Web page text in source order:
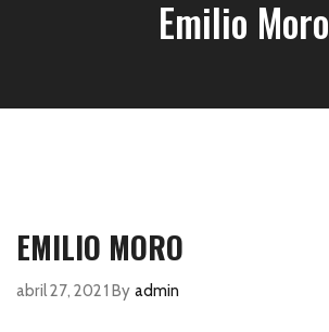
Emilio Moro
EMILIO MORO
abril 27, 2021 By admin